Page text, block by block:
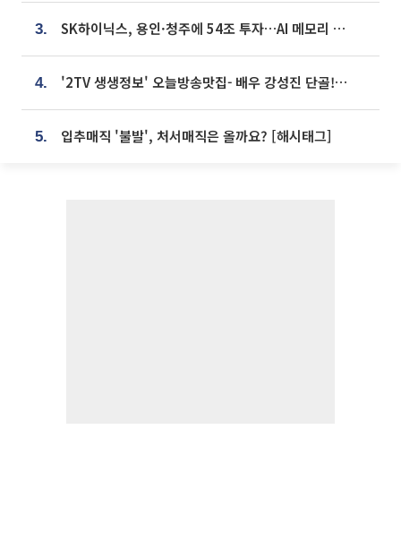
3. SK하이닉스, 용인·청주에 54조 투자…AI 메모리 생산기지 키운다
4. '2TV 생생정보' 오늘방송맛집- 배우 강성진 단골! 쌀국수ㆍ푸팟퐁 커리 맛집 '블○○○'
5. 입추매직 '불발', 처서매직은 올까요? [해시태그]